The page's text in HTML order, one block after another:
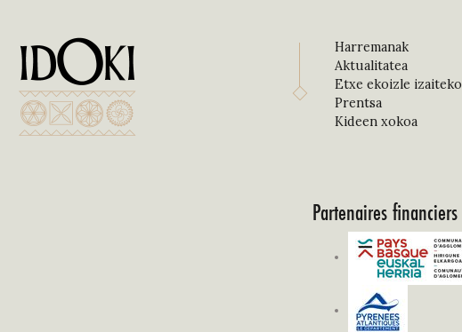
Harremanak
Aktualitatea
Etxe ekoizle izaiteko
Prentsa
Kideen xokoa
Partenaires financiers